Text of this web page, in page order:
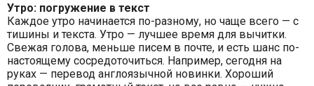
Утро: погружение в текст
Каждое утро начинается по-разному, но чаще всего — с
тишины и текста. Утро — лучшее время для вычитки.
Свежая голова, меньше писем в почте, и есть шанс по-
настоящему сосредоточиться. Например, сегодня на
руках — перевод англоязычной новинки. Хороший